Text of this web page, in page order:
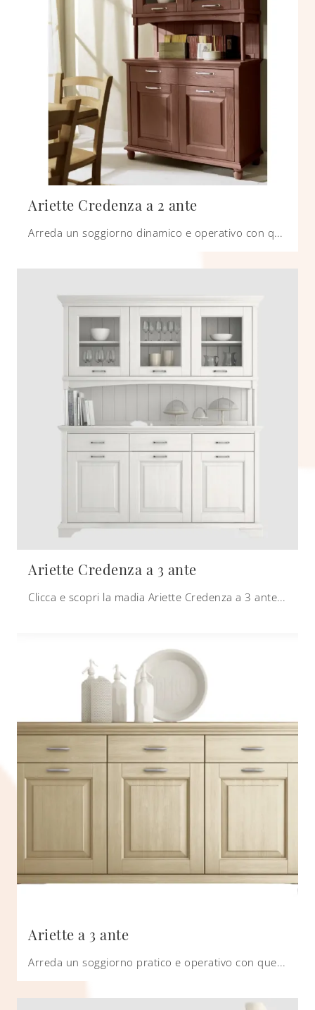
Ariette Credenza a 2 ante
Arreda un soggiorno dinamico e operativo con questa madia Ariette Credenza a 2 ante di Scandola: scopri le più belle Madie in legno laccato.
Ariette Credenza a 3 ante
Clicca e scopri la madia Ariette Credenza a 3 ante Scandola: se sei alla ricerca di mobili in legno laccato per stanze classiche, questa è la scelta ...
Ariette a 3 ante
Arreda un soggiorno pratico e operativo con questa madia Ariette a 3 ante di Scandola: scopri le più belle Madie in legno.